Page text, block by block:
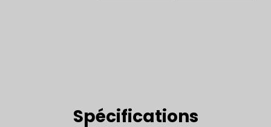
Spécifications